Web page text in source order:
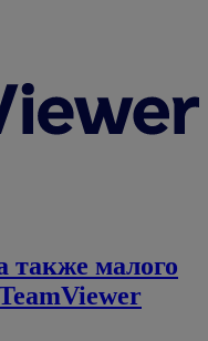
также малого